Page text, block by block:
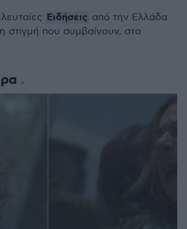
Ειδήσεις από την Ελλάδα
στιγμή που συμβαίνουν, στο